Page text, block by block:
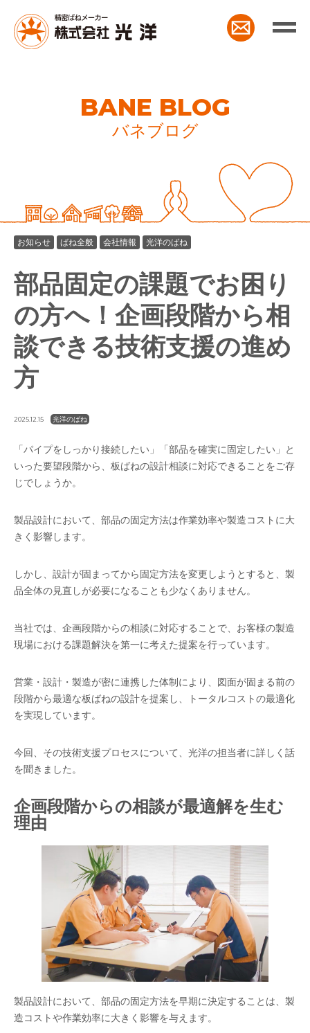
BANE BLOG
バネブログ
お知らせ ばね全般 会社情報 光洋のばね
部品固定の課題でお困り
の方へ！企画段階から相
談できる技術支援の進め
方
2025.12.15 光洋のばね
「パイプをしっかり接続したい」「部品を確実に固定したい」と
いった要望段階から、板ばねの設計相談に対応できることをご存
じでしょうか。
製品設計において、部品の固定方法は作業効率や製造コストに大
きく影響します。
しかし、設計が固まってから固定方法を変更しようとすると、製
品全体の見直しが必要になることも少なくありません。
当社では、企画段階からの相談に対応することで、お客様の製造
現場における課題解決を第一に考えた提案を行っています。
営業・設計・製造が密に連携した体制により、図面が固まる前の
段階から最適な板ばねの設計を提案し、トータルコストの最適化
を実現しています。
今回、その技術支援プロセスについて、光洋の担当者に詳しく話
を聞きました。
企画段階からの相談が最適解を生む
理由
製品設計において、部品の固定方法を早期に決定することは、製
造コストや作業効率に大きく影響を与えます。